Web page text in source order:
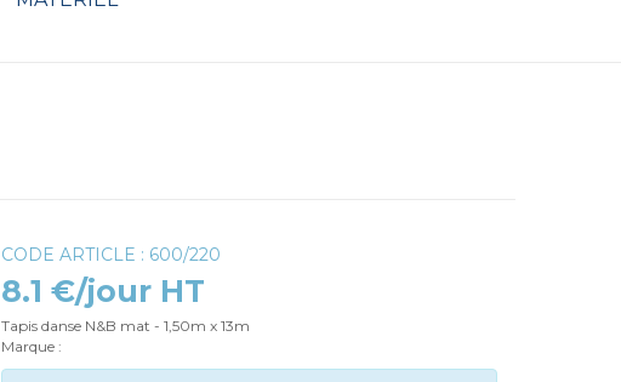
CODE ARTICLE : 600/220
8.1 €/jour HT
Tapis danse N&B mat - 1,50m x 13m
Marque :